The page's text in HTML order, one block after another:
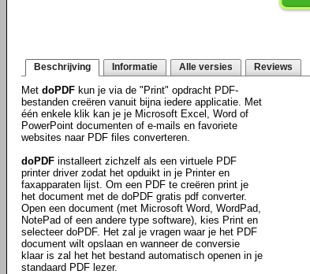
Beschrijving Informatie Alle versies Reviews
Met doPDF kun je via de "Print" opdracht PDF-
bestanden creëren vanuit bijna iedere applicatie. Met
één enkele klik kan je je Microsoft Excel, Word of
PowerPoint documenten of e-mails en favoriete
websites naar PDF files converteren.
doPDF installeert zichzelf als een virtuele PDF
printer driver zodat het opduikt in je Printer en
faxapparaten lijst. Om een PDF te creëren print je
het document met de doPDF gratis pdf converter.
Open een document (met Microsoft Word, WordPad,
NotePad of een andere type software), kies Print en
selecteer doPDF. Het zal je vragen waar je het PDF
document wilt opslaan en wanneer de conversie
klaar is zal het het bestand automatisch openen in je
standaard PDF lezer.